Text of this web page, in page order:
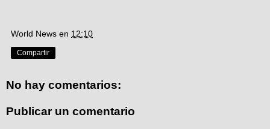
World News en 12:10
Compartir
No hay comentarios:
Publicar un comentario